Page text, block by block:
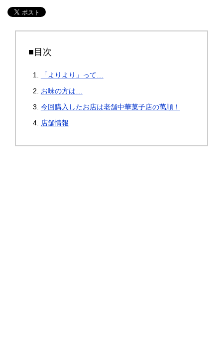
■目次
「よりより」って…
お味の方は…
今回購入したお店は老舗中華菓子店の萬順！
店舗情報